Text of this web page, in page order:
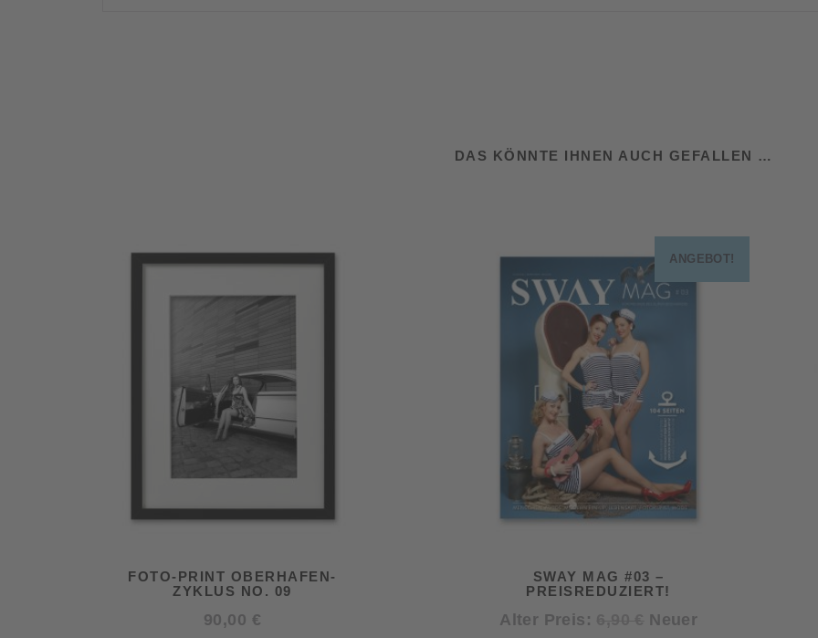
DAS KÖNNTE IHNEN AUCH GEFALLEN …
FOTO-PRINT OBERHAFEN-
ZYKLUS NO. 09
90,00 €
ANGEBOT!
SWAY MAG #03 –
PREISREDUZIERT!
Alter Preis:
Ursprünglicher
Neuer